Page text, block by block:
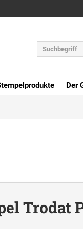
Der
Trodat